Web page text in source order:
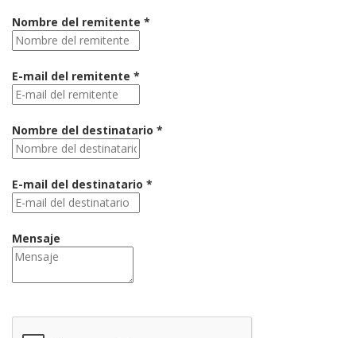
Nombre del remitente *
E-mail del remitente *
Nombre del destinatario *
E-mail del destinatario *
Mensaje